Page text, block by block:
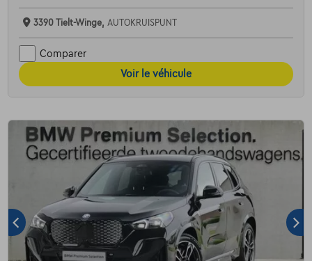
3390 Tielt-Winge, AUTOKRUISPUNT
Comparer
Voir le véhicule